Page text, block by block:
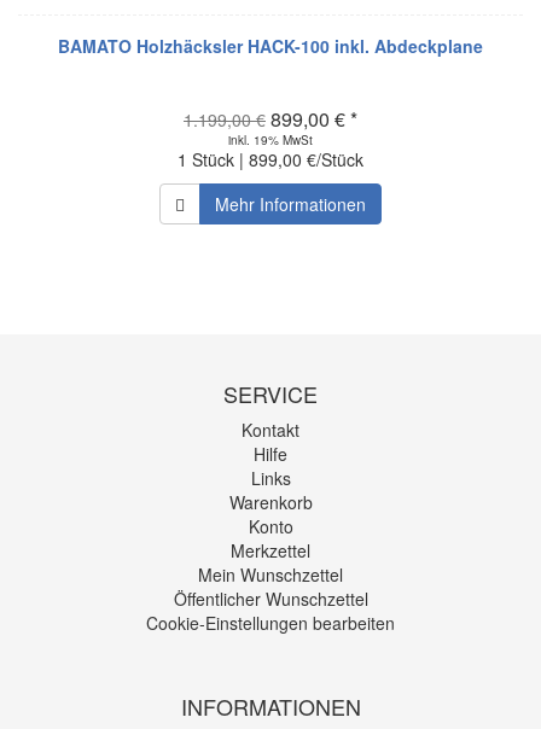
BAMATO Holzhäcksler HACK-100 inkl. Abdeckplane
1.199,00 € 899,00 € *
inkl. 19% MwSt
1 Stück | 899,00 €/Stück
Mehr Informationen
SERVICE
Kontakt
Hilfe
Links
Warenkorb
Konto
Merkzettel
Mein Wunschzettel
Öffentlicher Wunschzettel
Cookie-Einstellungen bearbeiten
INFORMATIONEN